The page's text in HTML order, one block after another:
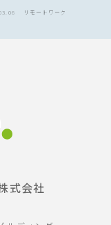
リモートワーク
式会社